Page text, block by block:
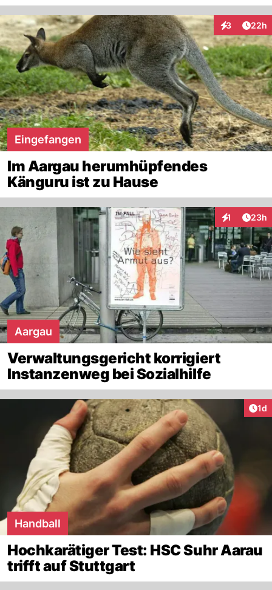
3
Interaktionen
22h
Eingefangen
Im Aargau herumhüpfendes
Känguru ist zu Hause
1
Interaktionen
23h
Aargau
Verwaltungsgericht korrigiert
Instanzenweg bei Sozialhilfe
1d
Handball
Hochkarätiger Test: HSC Suhr Aarau
trifft auf Stuttgart